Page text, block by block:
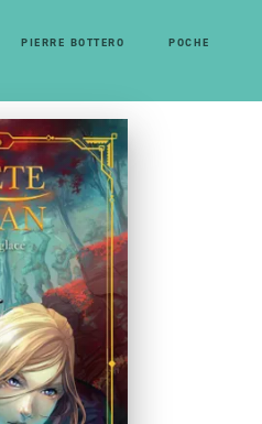
PIERRE BOTTERO
POCHE